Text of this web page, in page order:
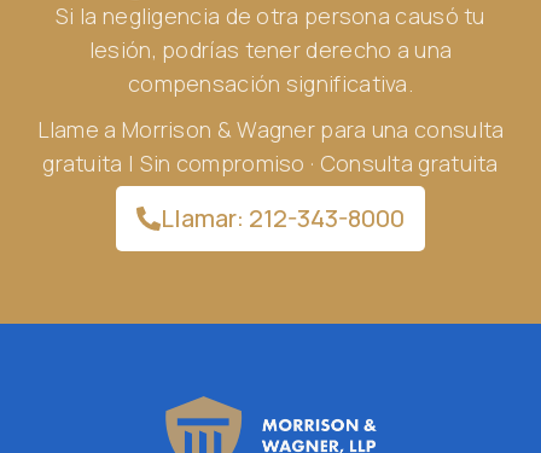
Si la negligencia de otra persona causó tu
lesión, podrías tener derecho a una
compensación significativa.
Llame a Morrison & Wagner para una consulta
gratuita | Sin compromiso · Consulta gratuita
Llamar: 212-343-8000